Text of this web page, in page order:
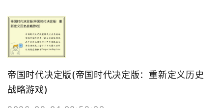
帝国时代决定版(帝国时代决定版：重新定义历史
战略游戏)